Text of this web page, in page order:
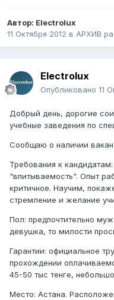
Автор: Electrolux
11 Октября 2012 в АРХИВ
Electrolux
Опубликовано 11
Добрый день, дорогие
учебные заведения по
Сообщаю о наличии
Требования к
"впитываемость". Опыт
критичное. Научим,
стремление и желание
Пол: предпочтительно
девушка, то милости
Гарантии: официальное
прохождении
45-50 тыс тенге,
Место: Астана.